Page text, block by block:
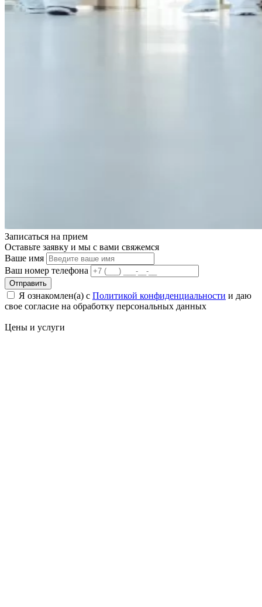
Записаться на прием
Оставьте заявку и мы с вами свяжемся
Ваше имя
Ваш номер телефона
Отправить
Я ознакомлен(а) с Политикой конфиденциальности и даю
свое cогласие на обработку персональных данных
Цены и услуги